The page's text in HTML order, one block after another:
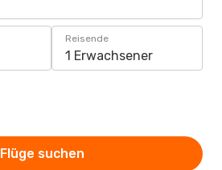
Reisende
1 Erwachsener
Flüge suchen